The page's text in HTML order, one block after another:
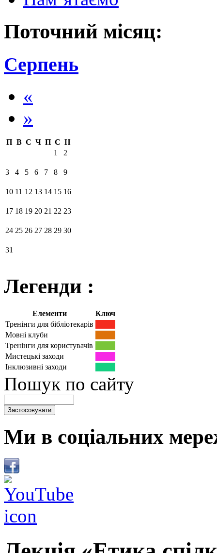
Поточний місяц:
Серпень
«
»
П В С Ч П С Н
1
2
3 4 5 6 7 8 9
10 11 12 13 14 15 16
17 18 19 20 21 22 23
24 25 26 27 28 29 30
31
Легенди :
Елементи
Ключ
Тренінги для бібліотекарів
Мовні клуби
Тренінги для користувачів
Мистецькі заходи
Інклюзивні заходи
Пошук по сайту
Ми в соціальних